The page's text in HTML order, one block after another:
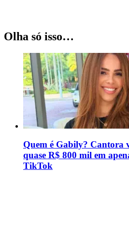
Olha só isso…
Quem é Gabily? Cantora
quase R$ 800 mil em
TikTok